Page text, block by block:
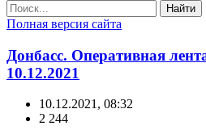
Найти
Полная версия сайта
Донбасс. Оперативная
10.12.2021
10.12.2021, 08:32
2 244